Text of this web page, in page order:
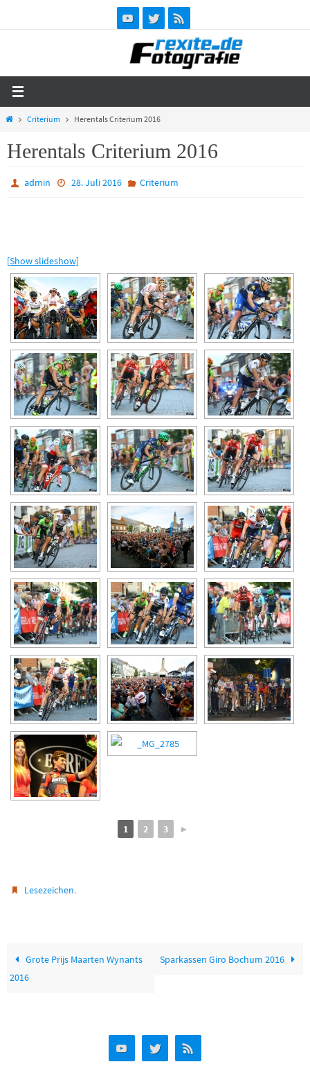
StartCriterium Herentals Criterium 2016
Herentals Criterium 2016
admin 28. Juli 2016 Criterium
[Show slideshow]
1 2 3 ►
Lesezeichen.
Grote Prijs Maarten Wynants
2016
Sparkassen Giro Bochum 2016